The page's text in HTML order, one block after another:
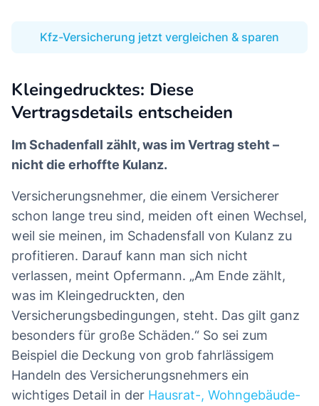
Kfz-Versicherung jetzt vergleichen & sparen
Kleingedrucktes: Diese
Vertragsdetails entscheiden
Im Schadenfall zählt, was im Vertrag steht –
nicht die erhoffte Kulanz.
Versicherungsnehmer, die einem Versicherer
schon lange treu sind, meiden oft einen Wechsel,
weil sie meinen, im Schadensfall von Kulanz zu
profitieren. Darauf kann man sich nicht
verlassen, meint Opfermann. „Am Ende zählt,
was im Kleingedruckten, den
Versicherungsbedingungen, steht. Das gilt ganz
besonders für große Schäden.“ So sei zum
Beispiel die Deckung von grob fahrlässigem
Handeln des Versicherungsnehmers ein
wichtiges Detail in der Hausrat-, Wohngebäude-